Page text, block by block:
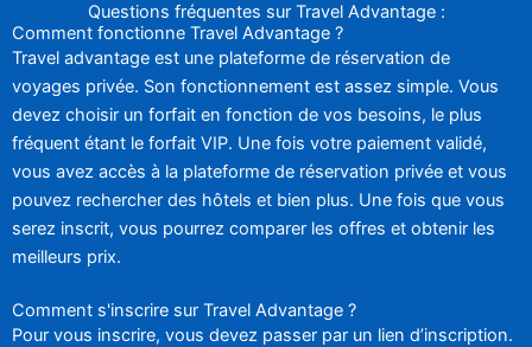
Questions fréquentes sur Travel Advantage :
Comment fonctionne Travel Advantage ?
Travel advantage est une plateforme de réservation de
voyages privée. Son fonctionnement est assez simple. Vous
devez choisir un forfait en fonction de vos besoins, le plus
fréquent étant le forfait VIP. Une fois votre paiement validé,
vous avez accès à la plateforme de réservation privée et vous
pouvez rechercher des hôtels et bien plus. Une fois que vous
serez inscrit, vous pourrez comparer les offres et obtenir les
meilleurs prix.
Comment s'inscrire sur Travel Advantage ?
Pour vous inscrire, vous devez passer par un lien d’inscription.